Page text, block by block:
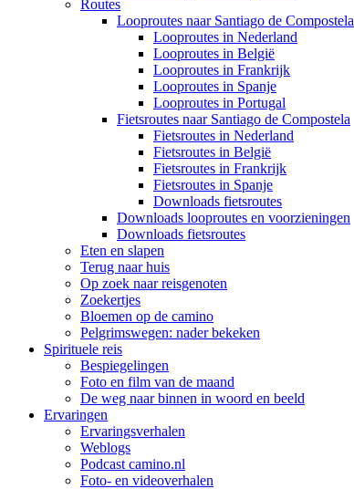
Routes
Looproutes naar Santiago de Compostela
Looproutes in Nederland
Looproutes in België
Looproutes in Frankrijk
Looproutes in Spanje
Looproutes in Portugal
Fietsroutes naar Santiago de Compostela
Fietsroutes in Nederland
Fietsroutes in België
Fietsroutes in Frankrijk
Fietsroutes in Spanje
Downloads fietsroutes
Downloads looproutes en voorzieningen
Downloads fietsroutes
Eten en slapen
Terug naar huis
Op zoek naar reisgenoten
Zoekertjes
Bloemen op de camino
Pelgrimswegen: nader bekeken
Spirituele reis
Bespiegelingen
Foto en film van de maand
De weg naar binnen in woord en beeld
Ervaringen
Ervaringsverhalen
Weblogs
Podcast camino.nl
Foto- en videoverhalen